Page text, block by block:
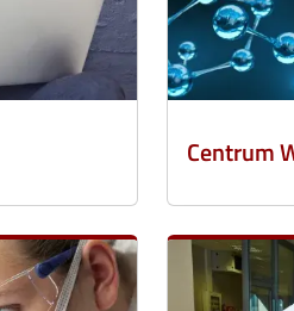
Centrum